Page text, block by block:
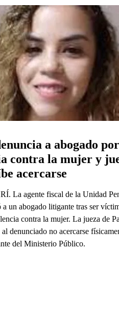
a abogado por
contra la mujer y
acercarse
La agente fiscal de la Unidad
a un abogado litigante tras ser
contra la mujer. La jueza de
denunciado no acercarse
del Ministerio Público.